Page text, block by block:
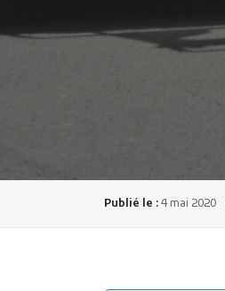
Publié le :4 mai 2020